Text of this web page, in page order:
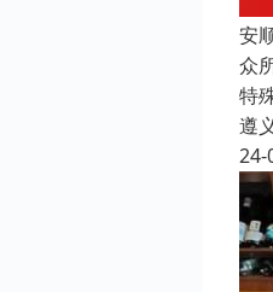
安
众
特
遵
24-